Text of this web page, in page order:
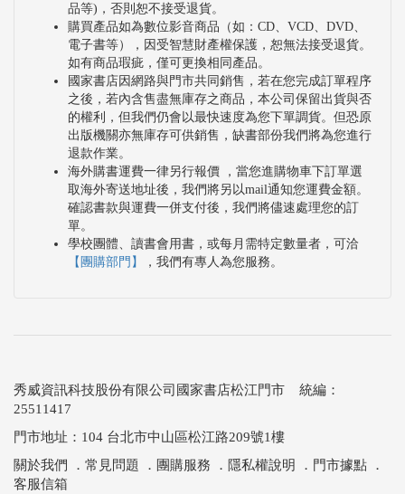
品等)，否則恕不接受退貨。
購買產品如為數位影音商品（如：CD、VCD、DVD、
電子書等），因受智慧財產權保護，恕無法接受退貨。
如有商品瑕疵，僅可更換相同產品。
國家書店因網路與門市共同銷售，若在您完成訂單程序
之後，若內含售盡無庫存之商品，本公司保留出貨與否
的權利，但我們仍會以最快速度為您下單調貨。但恐原
出版機關亦無庫存可供銷售，缺書部份我們將為您進行
退款作業。
海外購書運費一律另行報價 ，當您進購物車下訂單選
取海外寄送地址後，我們將另以mail通知您運費金額。
確認書款與運費一併支付後，我們將儘速處理您的訂
單。
學校團體、讀書會用書，或每月需特定數量者，可洽
【團購部門】
，我們有專人為您服務。
秀威資訊科技股份有限公司國家書店松江門市 統編：
25511417
門市地址：104 台北市中山區松江路209號1樓
關於我們
． 常見問題 ． 團購服務 ． 隱私權說明 ． 門市據點 ．
客服信箱